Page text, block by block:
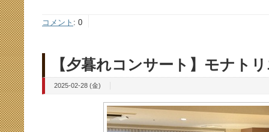
コメント : 0
【夕暮れコンサート】モナト
2025-02-28 (金)